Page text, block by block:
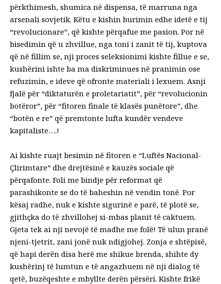
përkthimesh, shumica në dispensa, të marruna nga
arsenali sovjetik. Këtu e kishin burimin edhe idetë e tij
“revolucionare”, që kishte përqafue me pasion. Por në
bisedimin që u zhvillue, nga toni i zanit të tij, kuptova
që në fillim se, nji proces seleksionimi kishte fillue e se,
kushërini ishte ba ma diskriminues në pranimin ose
refuzimin, e ideve që ofronte materiali i lexuem. Asnji
fjalë për “diktaturën e proletariatit”, për “revolucionin
botëror”, për “fitoren finale të klasës punëtore”, dhe
“botën e re” që premtonte lufta kundër vendeve
kapitaliste….!
Ai kishte ruajt besimin në fitoren e “Luftës Nacional-
Çlirimtare” dhe drejtësinë e kauzës sociale që
përqafonte. Foli me bindje për reformat që
parashikonte se do të baheshin në vendin tonë. Por
kësaj radhe, nuk e kishte sigurinë e parë, të plotë se,
gjithçka do të zhvillohej si-mbas planit të caktuem.
Gjeta tek ai nji nevojë të madhe me folë! Të ulun pranë
njeni-tjetrit, zani jonë nuk ndigjohej. Zonja e shtëpisë,
që hapi derën disa herë me shikue brenda, shihte dy
kushërinj të lumtun e të angazhuem në nji dialog të
qetë, buzëqeshte e mbyllte derën përsëri. Kishte frikë